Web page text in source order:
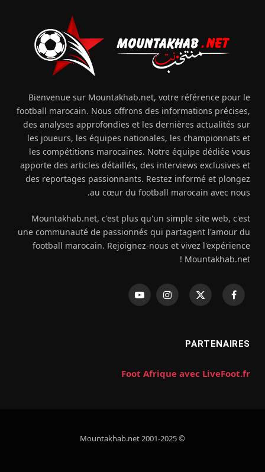
Bienvenue sur Mountakhab.net, votre référence pour le
football marocain. Nous offrons des informations précises,
des analyses approfondies et les dernières actualités sur
les joueurs, les équipes nationales, les championnats et
les compétitions marocaines. Notre équipe dédiée vous
apporte des articles détaillés, des interviews exclusives et
des reportages passionnants. Restez informé et plongez
au cœur du football marocain avec nous.
Mountakhab.net, c'est plus qu'un simple site web, c'est
une communauté de passionnés qui partagent l'amour du
football marocain. Rejoignez-nous et vivez l'expérience
Mountakhab.net !
فيسبوك X
الانستغراميوتيوب
PARTENAIRES
Foot Afrique avec LiveFoot.fr
© 2001-2025 Mountakhab.net